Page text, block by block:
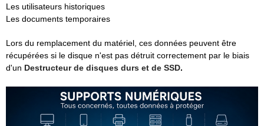
Les utilisateurs historiques
Les documents temporaires
Lors du remplacement du matériel, ces données peuvent être
récupérées si le disque n'est pas détruit correctement par le biais
d'un Destructeur de disques durs et de SSD.